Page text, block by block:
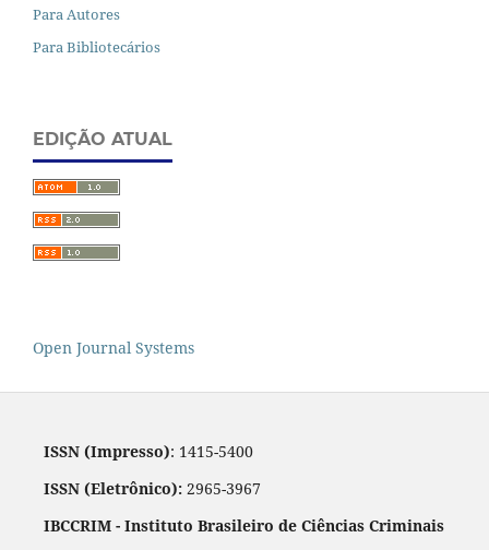
Para Autores
Para Bibliotecários
EDIÇÃO ATUAL
Open Journal Systems
ISSN (Impresso): 1415-5400
ISSN (Eletrônico): 2965-3967
IBCCRIM - Instituto Brasileiro de Ciências Criminais